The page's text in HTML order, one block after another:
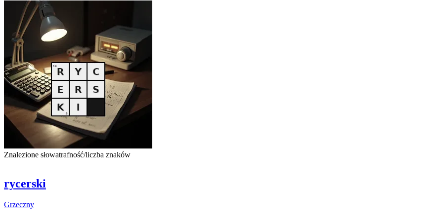
Znalezione słowatrafność/liczba znaków
rycerski
Grzeczny